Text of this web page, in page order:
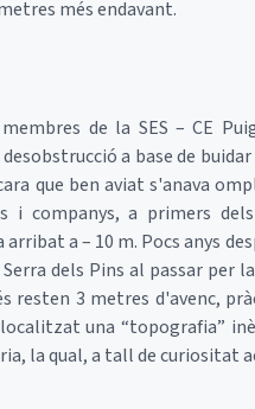
més endavant.
de la SES – CE
a base de
que ben aviat s'anava
i companys, a primers
a – 10 m. Pocs anys
dels Pins al passar per
resten 3 metres d'avenc,
una “topografia”
la qual, a tall de curiositat